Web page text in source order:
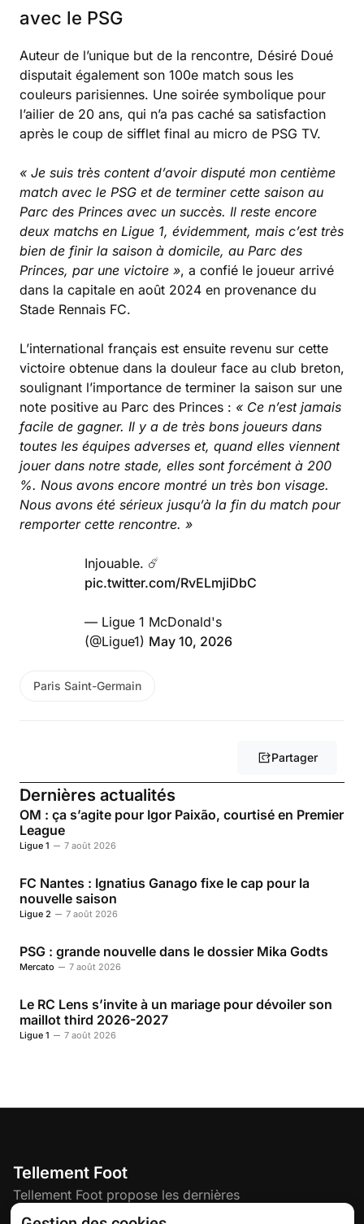
avec le PSG
Auteur de l’unique but de la rencontre, Désiré Doué
disputait également son 100e match sous les
couleurs parisiennes. Une soirée symbolique pour
l’ailier de 20 ans, qui n’a pas caché sa satisfaction
après le coup de sifflet final au micro de PSG TV.
« Je suis très content d’avoir disputé mon centième
match avec le PSG et de terminer cette saison au
Parc des Princes avec un succès. Il reste encore
deux matchs en Ligue 1, évidemment, mais c’est très
bien de finir la saison à domicile, au Parc des
Princes, par une victoire », a confié le joueur arrivé
dans la capitale en août 2024 en provenance du
Stade Rennais FC.
L’international français est ensuite revenu sur cette
victoire obtenue dans la douleur face au club breton,
soulignant l’importance de terminer la saison sur une
note positive au Parc des Princes : « Ce n’est jamais
facile de gagner. Il y a de très bons joueurs dans
toutes les équipes adverses et, quand elles viennent
jouer dans notre stade, elles sont forcément à 200
%. Nous avons encore montré un très bon visage.
Nous avons été sérieux jusqu’à la fin du match pour
remporter cette rencontre. »
Injouable. ☄️
pic.twitter.com/RvELmjiDbC
— Ligue 1 McDonald's
(@Ligue1) May 10, 2026
Paris Saint-Germain
Partager
Dernières actualités
OM : ça s’agite pour Igor Paixão, courtisé en Premier
League
Ligue 1 7 août 2026
FC Nantes : Ignatius Ganago fixe le cap pour la
nouvelle saison
Ligue 2 7 août 2026
PSG : grande nouvelle dans le dossier Mika Godts
Mercato 7 août 2026
Le RC Lens s’invite à un mariage pour dévoiler son
maillot third 2026-2027
Ligue 1 7 août 2026
Tellement Foot
Tellement Foot propose les dernières
actualités et nouveautés créatives dédiées